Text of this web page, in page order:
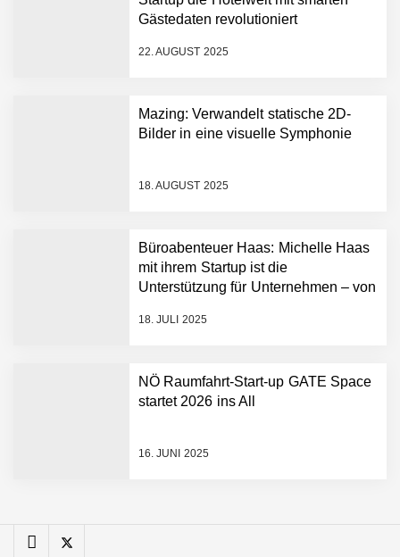
Gästedaten revolutioniert
22. AUGUST 2025
Mazing: Verwandelt statische 2D-
Bilder in eine visuelle Symphonie
18. AUGUST 2025
Büroabenteuer Haas: Michelle Haas
mit ihrem Startup ist die
Unterstützung für Unternehmen – von
18. JULI 2025
NÖ Raumfahrt-Start-up GATE Space
startet 2026 ins All
16. JUNI 2025
hat die Lösung!
Fabian Rauch von Crqlar
Crqlar: Wie ein
österreichisches Startup die
Manuel Messner von
Mazing: Verwandelt
statische 2D-Bilder in eine
visuelle Symphonie
Michelle Haas von